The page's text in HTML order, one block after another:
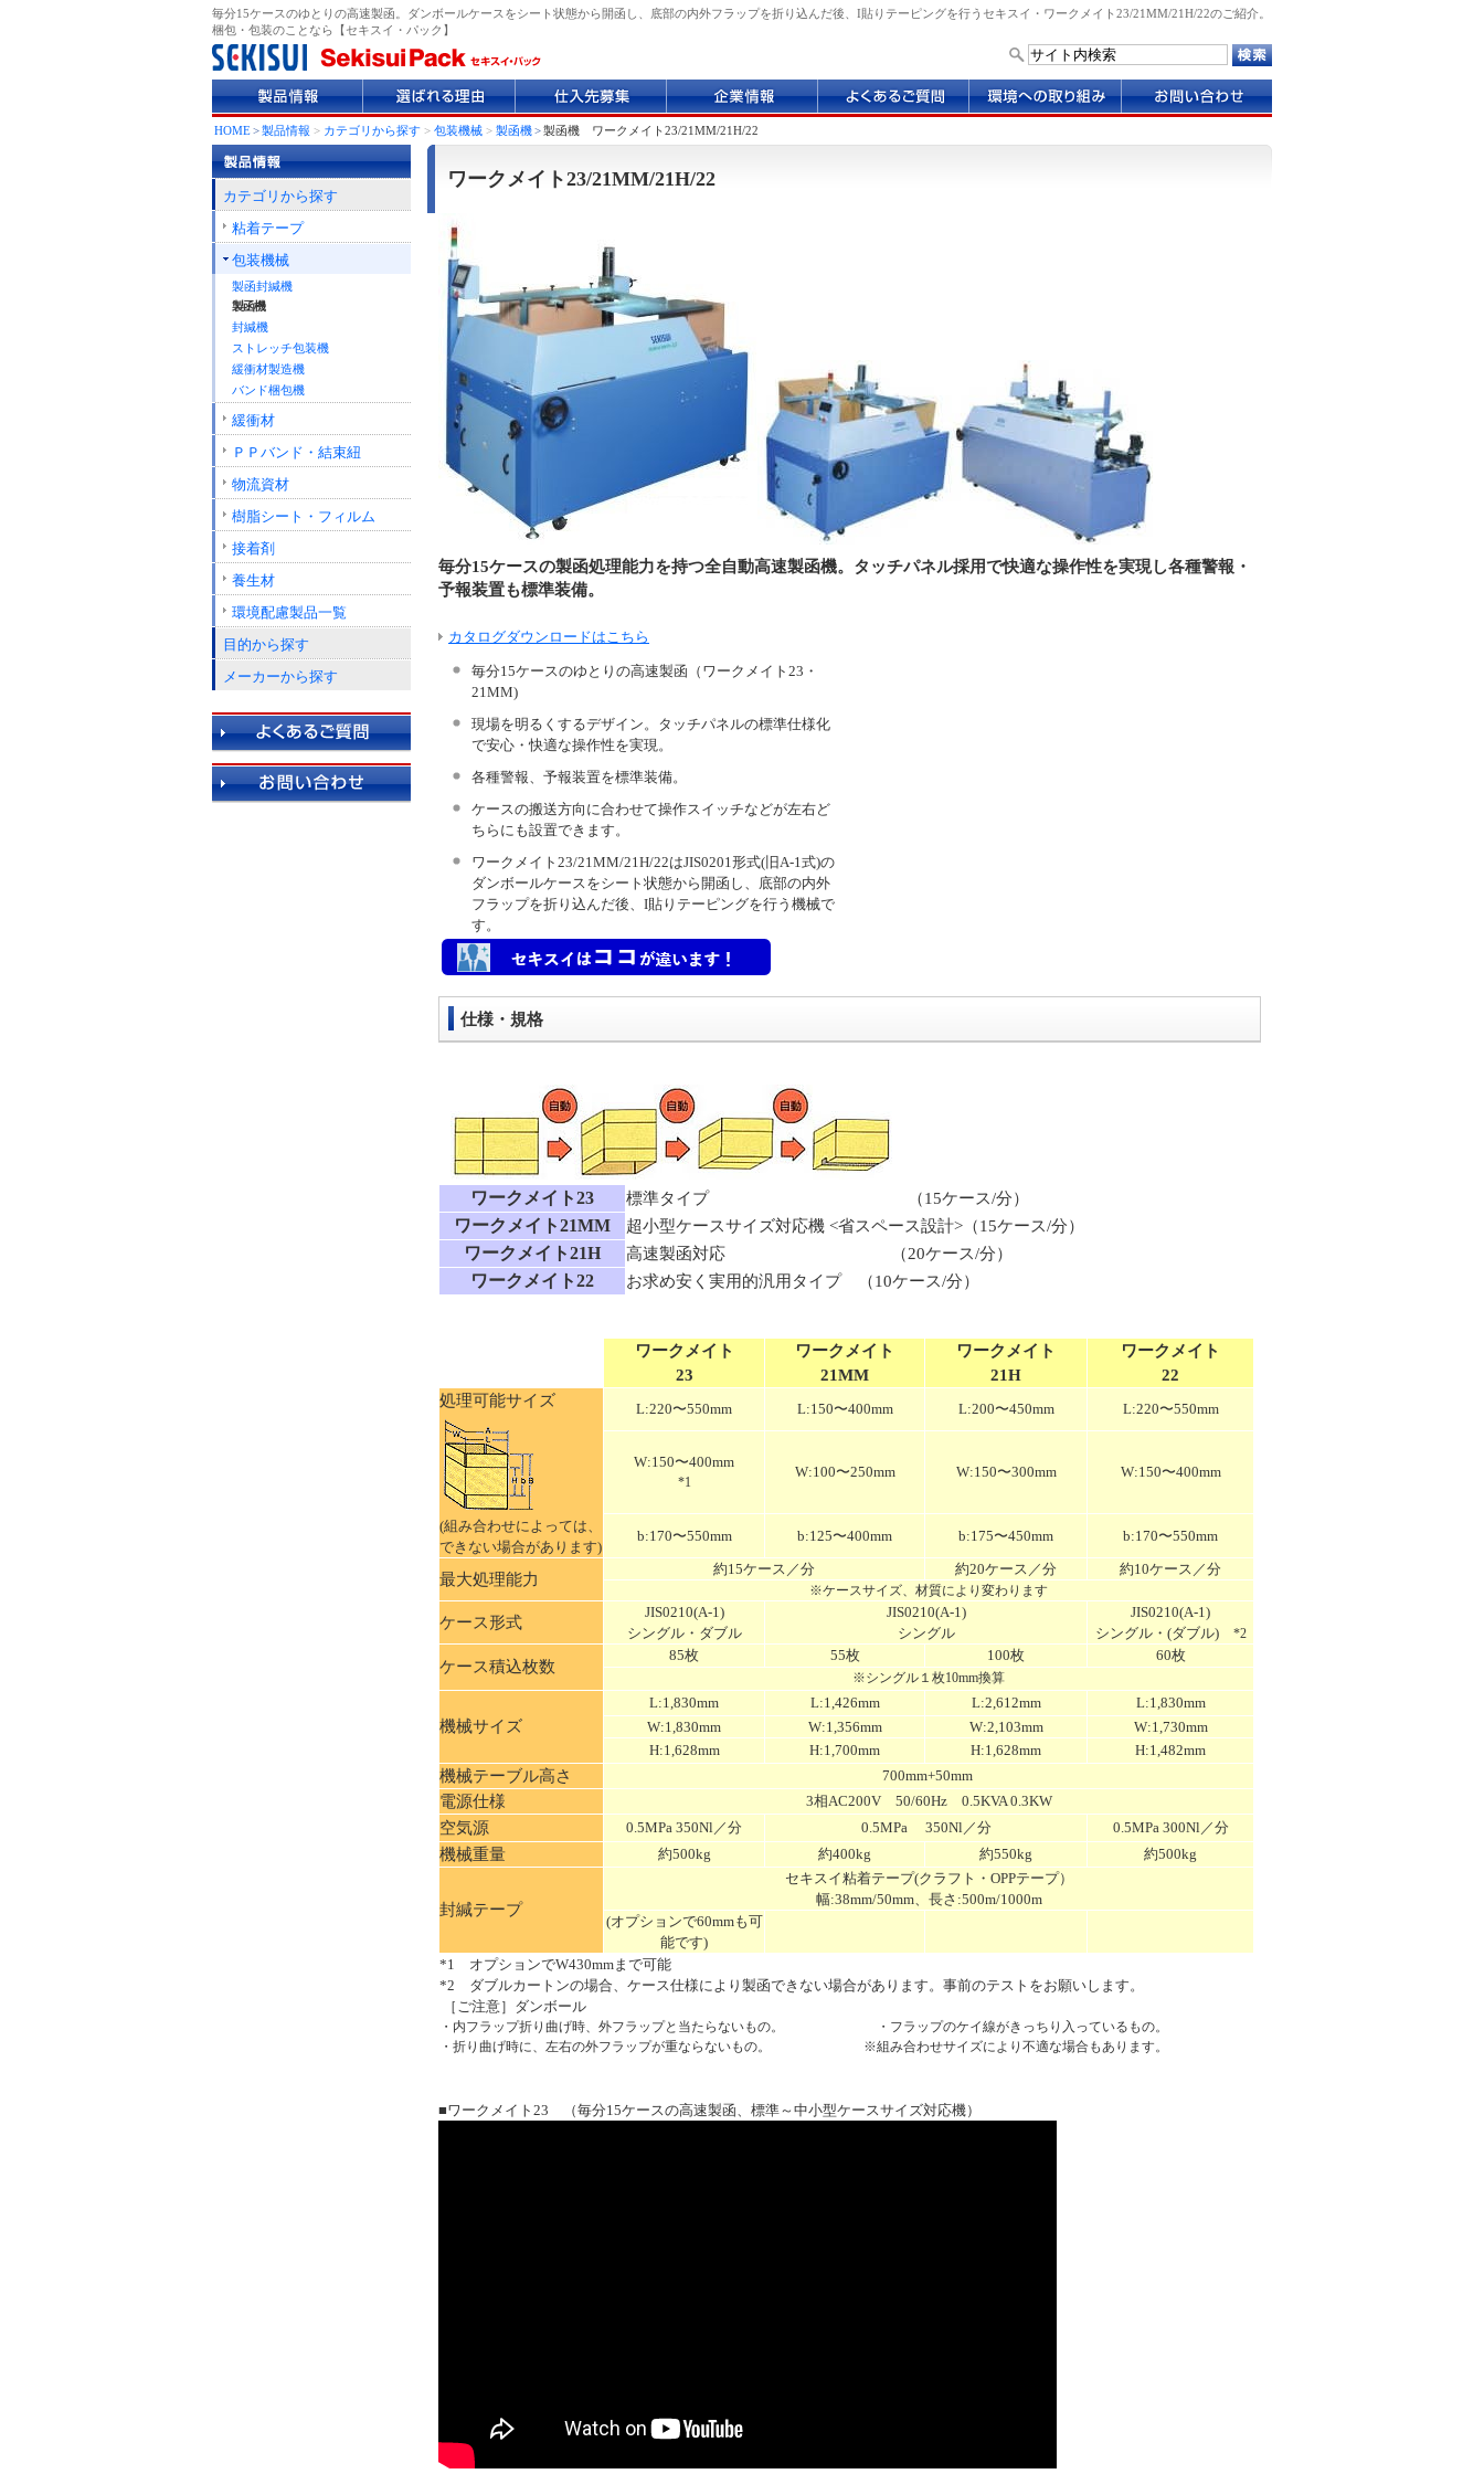
毎分15ケースのゆとりの高速製函。ダンボールケースをシート状態から開函し、底部の内外フラップを折り込んだ後、I貼りテーピングを行うセキスイ・ワークメイト23/21MM/21H/22のご紹介。
梱包・包装のことなら【セキスイ・パック】
品
情
報
ば
れ
理
入
先
集
業
情
く
境
問
HOME>製品情報 > カテゴリから探す > 包装機械 > 製函機>製函機 ワークメイト23/21MM/21H/22
ワークメイト23/21MM/21H/22
毎分15ケースの製函処理能力を持つ全自動高速製函機。タッチパネル採用で快適な操作性を実現し各種警報・
予報装置も標準装備。
カタログダウンロードはこちら
毎分15ケースのゆとりの高速製函（ワークメイト23・
21MM)
現場を明るくするデザイン。タッチパネルの標準仕様化
で安心・快適な操作性を実現。
各種警報、予報装置を標準装備。
ケースの搬送方向に合わせて操作スイッチなどが左右ど
ちらにも設置できます。
ワークメイト23/21MM/21H/22はJIS0201形式(旧A-1式)の
ダンボールケースをシート状態から開函し、底部の内外
フラップを折り込んだ後、I貼りテーピングを行う機械で
す。
仕様・規格
ワークメイト23 標準タイプ （15ケース/分）
ワークメイト21MM 超小型ケースサイズ対応機 <省スペース設計>（15ケース/分）
ワークメイト21H 高速製函対応 （20ケース/分）
ワークメイト22 お求め安く実用的汎用タイプ （10ケース/分）
ワークメイト
23
ワークメイト
21MM
ワークメイト
21H
ワークメイト
22
処理可能サイズ
(組み合わせによっては、
できない場合があります)
L:220〜550mm L:150〜400mm L:200〜450mm L:220〜550mm
W:150〜400mm
*1
W:100〜250mm W:150〜300mm W:150〜400mm
b:170〜550mm b:125〜400mm b:175〜450mm b:170〜550mm
最大処理能力
約15ケース／分 約20ケース／分 約10ケース／分
※ケースサイズ、材質により変わります
ケース形式
JIS0210(A-1)
シングル・ダブル
JIS0210(A-1)
シングル
JIS0210(A-1)
シングル・(ダブル) *2
ケース積込枚数
85枚 55枚 100枚 60枚
※シングル１枚10mm換算
機械サイズ
L:1,830mm L:1,426mm L:2,612mm
L:1,830mm
W:1,830mm
W:1,356mm W:2,103mm
W:1,730mm
H:1,628mm
H:1,700mm H:1,628mm H:1,482mm
機械テーブル高さ 700mm+50mm
電源仕様 3相AC200V 50/60Hz 0.5KVA 0.3KW
空気源 0.5MPa 350Nl／分 0.5MPa 350Nl／分 0.5MPa 300Nl／分
機械重量 約500kg 約400kg 約550kg 約500kg
封緘テープ
セキスイ粘着テープ(クラフト・OPPテープ）
幅:38mm/50mm、長さ:500m/1000m
(オプションで60mmも可
能です)
*1 オプションでW430mmまで可能
*2 ダブルカートンの場合、ケース仕様により製函できない場合があります。事前のテストをお願いします。
［ご注意］ダンボール
・内フラップ折り曲げ時、外フラップと当たらないもの。
・フラップのケイ線がきっちり入っているもの。
・折り曲げ時に、左右の外フラップが重ならないもの。 ※組み合わせサイズにより不適な場合もあります。
■ワークメイト23 （毎分15ケースの高速製函、標準～中小型ケースサイズ対応機）
カテゴリから探す
粘着テープ
包装機械
製函封緘機
製函機
封緘機
ストレッチ包装機
緩衝材製造機
バンド梱包機
緩衝材
ＰＰバンド・結束紐
物流資材
樹脂シート・フィルム
接着剤
養生材
環境配慮製品一覧
目的から探す
メーカーから探す